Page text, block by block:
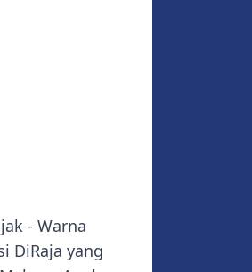
- Warna
DiRaja yang